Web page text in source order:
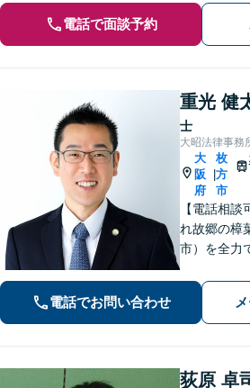
電話で面談予約
重光 健
士
大昭法律事務
大
阪
府
枚
方
市
【電話相
れ故郷の樟
市）を全力
交通事故な
悩みでお気
間・休日面
分】
電話でお問い合わせ
荻原 卓